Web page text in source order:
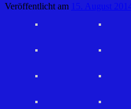
Veröffentlicht am 15. August 2014